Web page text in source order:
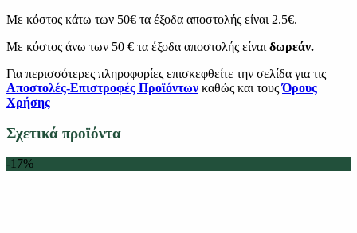
Με κόστος κάτω των 50€ τα έξοδα αποστολής είναι 2.5€.
Με κόστος άνω των 50 € τα έξοδα αποστολής είναι δωρεάν.
Για περισσότερες πληροφορίες επισκεφθείτε την σελίδα για τις
Αποστολές-Επιστροφές Προϊόντων καθώς και τουςΌρους
Χρήσης
Σχετικά προϊόντα
-17%